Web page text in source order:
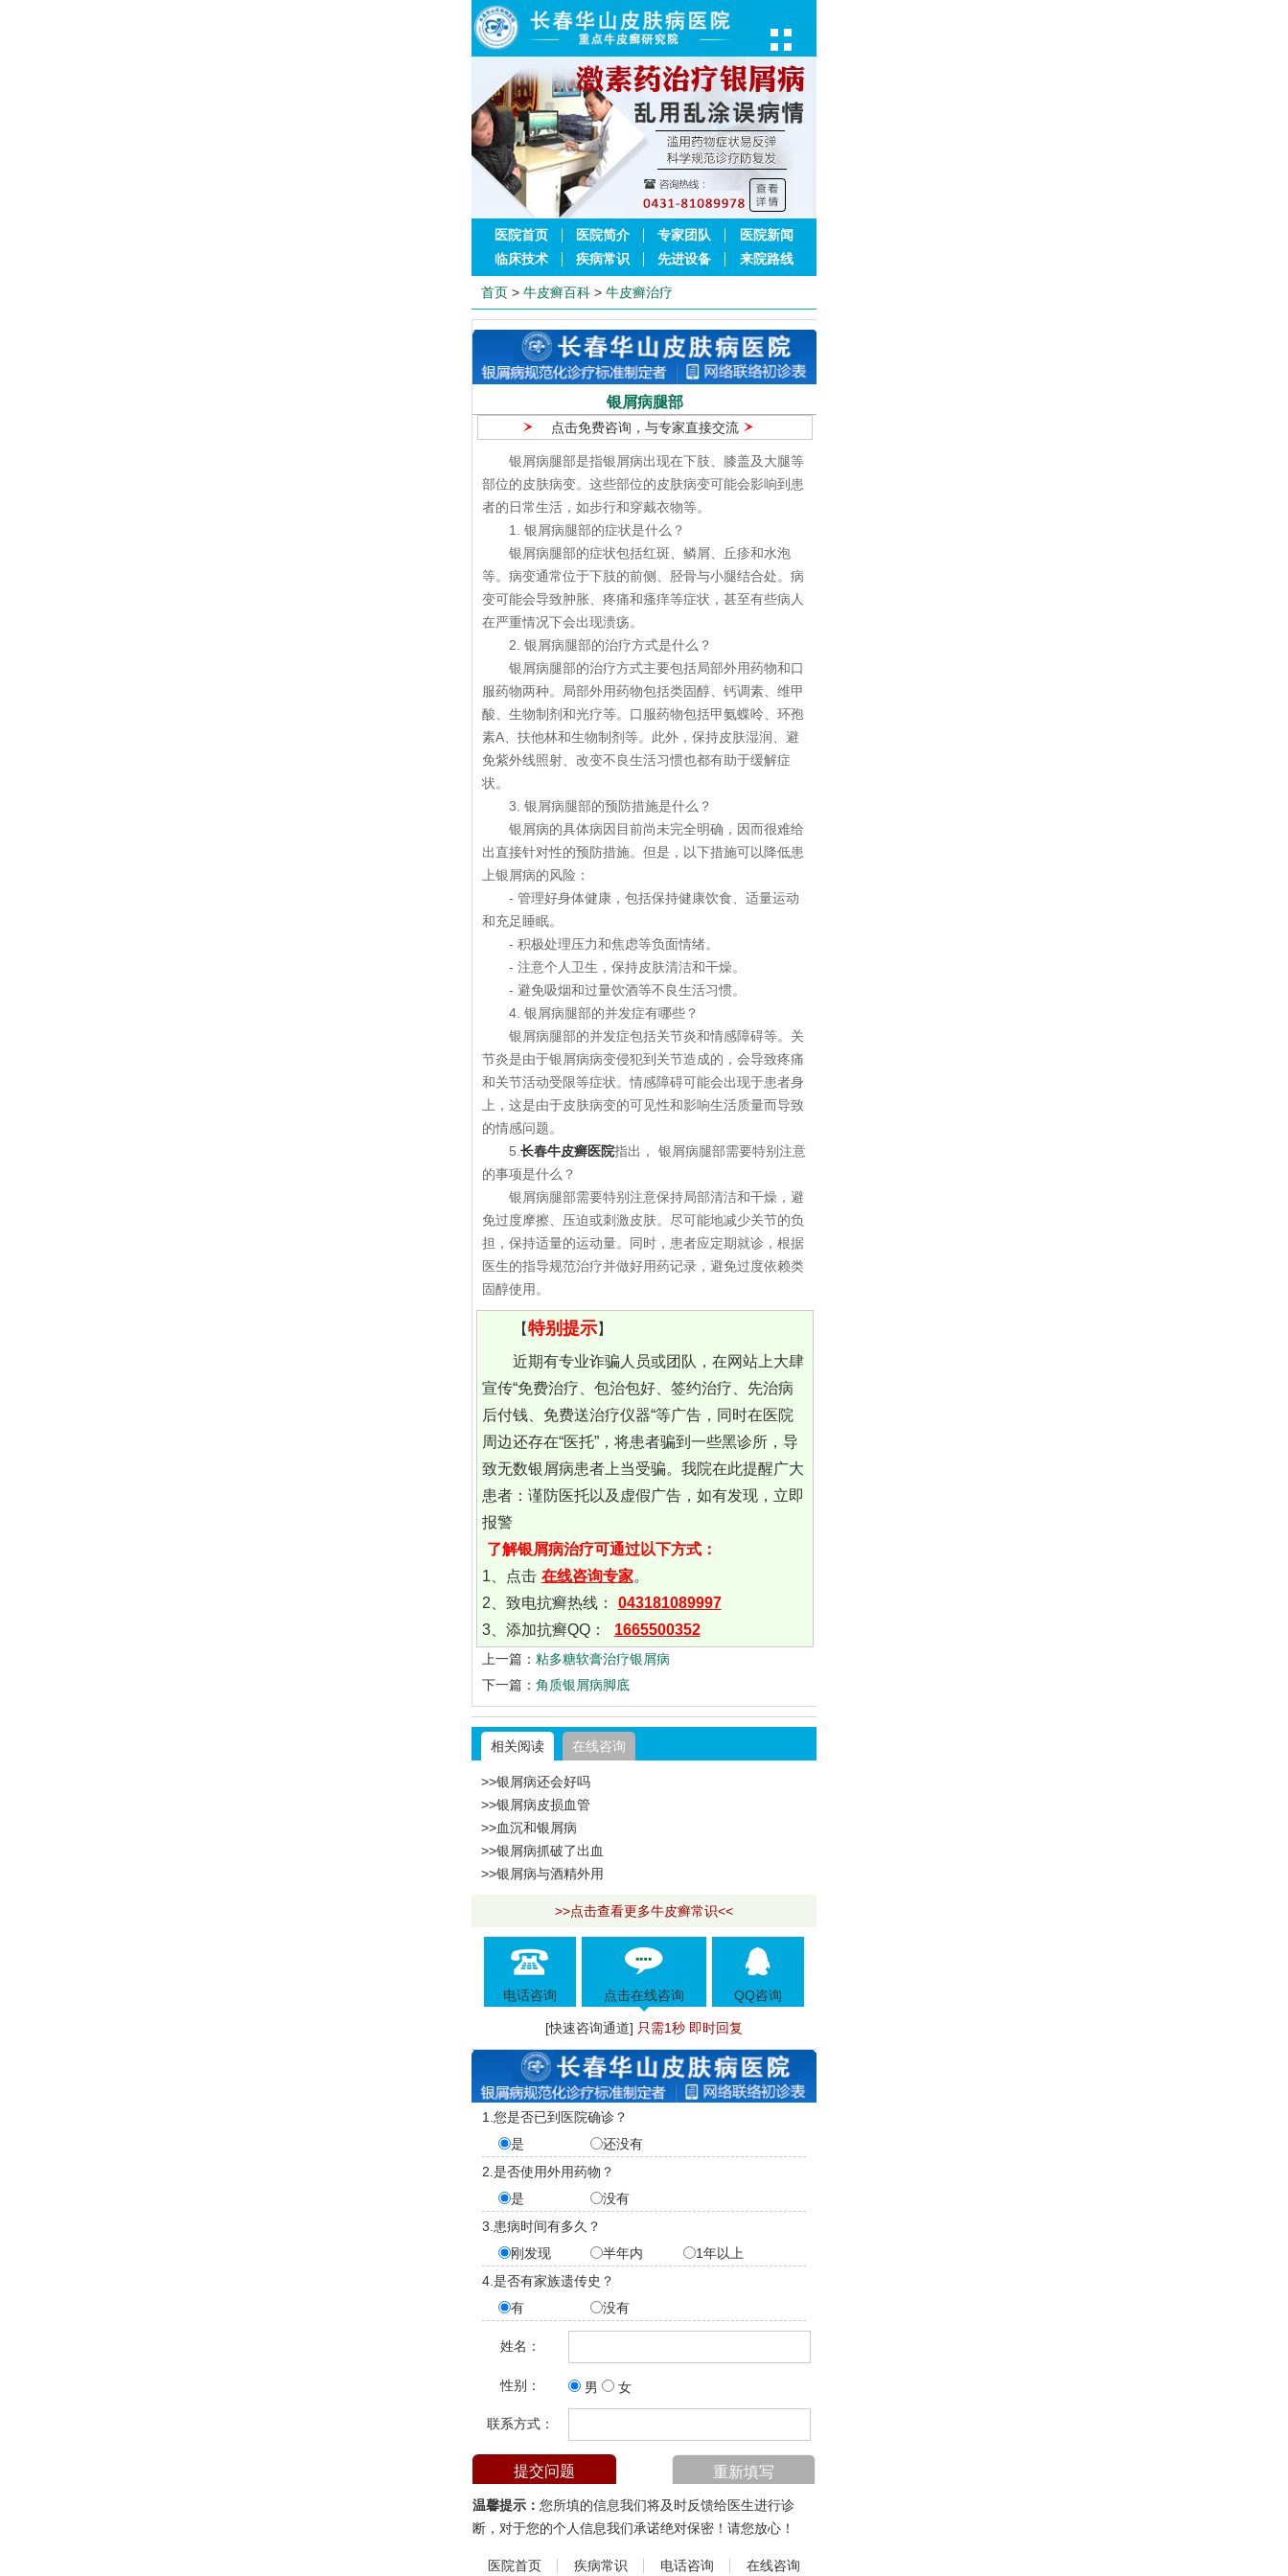
医院首页 医院简介 专家团队
医院新闻
临床技术
疾病常识 先进设备 来院路线
首页 > 牛皮癣百科 > 牛皮癣治疗
银屑病腿部
点击免费咨询，与专家直接交流
银屑病腿部是指银屑病出现在下肢、膝盖及大腿等
部位的皮肤病变。这些部位的皮肤病变可能会影响到患
者的日常生活，如步行和穿戴衣物等。
1. 银屑病腿部的症状是什么？
银屑病腿部的症状包括红斑、鳞屑、丘疹和水泡
等。病变通常位于下肢的前侧、胫骨与小腿结合处。病
变可能会导致肿胀、疼痛和瘙痒等症状，甚至有些病人
在严重情况下会出现溃疡。
2. 银屑病腿部的治疗方式是什么？
银屑病腿部的治疗方式主要包括局部外用药物和口
服药物两种。局部外用药物包括类固醇、钙调素、维甲
酸、生物制剂和光疗等。口服药物包括甲氨蝶呤、环孢
素A、扶他林和生物制剂等。此外，保持皮肤湿润、避
免紫外线照射、改变不良生活习惯也都有助于缓解症
状。
3. 银屑病腿部的预防措施是什么？
银屑病的具体病因目前尚未完全明确，因而很难给
出直接针对性的预防措施。但是，以下措施可以降低患
上银屑病的风险：
- 管理好身体健康，包括保持健康饮食、适量运动
和充足睡眠。
- 积极处理压力和焦虑等负面情绪。
- 注意个人卫生，保持皮肤清洁和干燥。
- 避免吸烟和过量饮酒等不良生活习惯。
4. 银屑病腿部的并发症有哪些？
银屑病腿部的并发症包括关节炎和情感障碍等。关
节炎是由于银屑病病变侵犯到关节造成的，会导致疼痛
和关节活动受限等症状。情感障碍可能会出现于患者身
上，这是由于皮肤病变的可见性和影响生活质量而导致
的情感问题。
5. 长春牛皮癣医院指出， 银屑病腿部需要特别注意
的事项是什么？
银屑病腿部需要特别注意保持局部清洁和干燥，避
免过度摩擦、压迫或刺激皮肤。尽可能地减少关节的负
担，保持适量的运动量。同时，患者应定期就诊，根据
医生的指导规范治疗并做好用药记录，避免过度依赖类
固醇使用。
【特别提示】
近期有专业诈骗人员或团队，在网站上大肆
宣传“免费治疗、包治包好、签约治疗、先治病
后付钱、免费送治疗仪器“等广告，同时在医院
周边还存在“医托”，将患者骗到一些黑诊所，导
致无数银屑病患者上当受骗。我院在此提醒广大
患者：谨防医托以及虚假广告，如有发现，立即
报警
了解银屑病治疗可通过以下方式：
1、点击 在线咨询专家。
2、致电抗癣热线：
043181089997
3、添加抗癣QQ：
1665500352
上一篇： 粘多糖软膏治疗银屑病
下一篇： 角质银屑病脚底
相关阅读 在线咨询
>>银屑病还会好吗
>>银屑病皮损血管
>>血沉和银屑病
>>银屑病抓破了出血
>>银屑病与酒精外用
>>点击查看更多牛皮癣常识<<
电话咨询 点击在线咨询 QQ咨询
[快速咨询通道] 只需1秒 即时回复
1.您是否已到医院确诊？
是
还没有
2.是否使用外用药物？
是
没有
3.患病时间有多久？
刚发现
半年内
1年以上
4.是否有家族遗传史？
有
没有
姓名：
性别： 男 女
联系方式：
温馨提示： 您所填的信息我们将及时反馈给医生进行诊
断，对于您的个人信息我们承诺绝对保密！请您放心！
医院首页 疾病常识 电话咨询 在线咨询